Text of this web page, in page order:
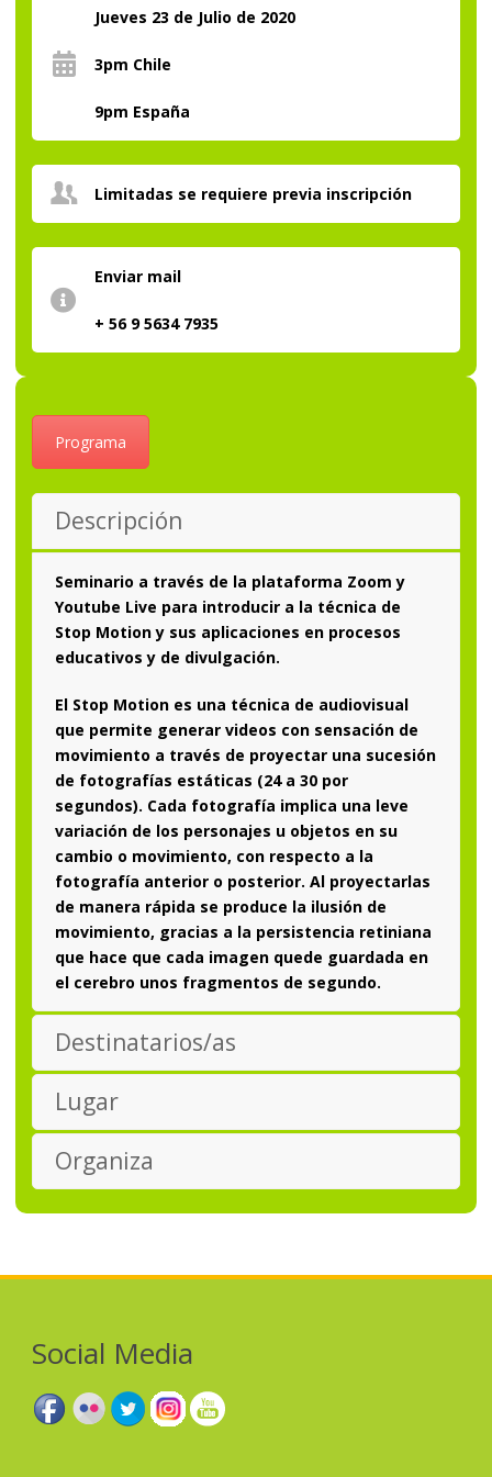
Jueves 23 de Julio de 2020
3pm Chile
9pm España
Limitadas se requiere previa inscripción
Enviar mail
+ 56 9 5634 7935
Programa
Descripción
Seminario a través de la plataforma Zoom y
Youtube Live para introducir a la técnica de
Stop Motion y sus aplicaciones en procesos
educativos y de divulgación.
El Stop Motion es una técnica de audiovisual
que permite generar videos con sensación de
movimiento a través de proyectar una sucesión
de fotografías estáticas (24 a 30 por
segundos). Cada fotografía implica una leve
variación de los personajes u objetos en su
cambio o movimiento, con respecto a la
fotografía anterior o posterior. Al proyectarlas
de manera rápida se produce la ilusión de
movimiento, gracias a la persistencia retiniana
que hace que cada imagen quede guardada en
el cerebro unos fragmentos de segundo.
Destinatarios/as
Lugar
Organiza
Social Media